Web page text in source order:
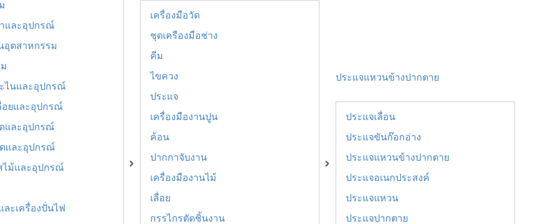
และอุปกรณ์
อุตสาหกรรม
ะไนและอุปกรณ์
อยและอุปกรณ์
และอุปกรณ์
และอุปกรณ์
ไม้และอุปกรณ์
ละเครื่องปั่นไฟ
เครื่องมือวัด
ชุดเครืองมือช่าง
คีม
ไขควง
ประแจ
เครื่องมืองานปูน
ค้อน
ปากกาจับงาน
เครื่องมืองานไม้
เลื่อย
กรรไกรตัดชิ้นงาน
ประแจแหวนข้างปากตาย
ประแจเลื่อน
ประแจขันก๊อกอ่าง
ประแจแหวนข้างปากตาย
ประแจอเนกประสงค์
ประแจแหวน
ประแจปากตาย